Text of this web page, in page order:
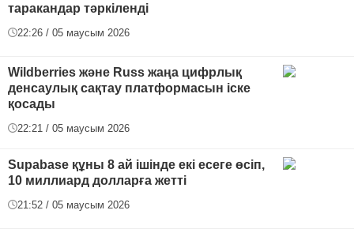
таракандар тәркіленді
22:26 / 05 маусым 2026
Wildberries және Russ жаңа цифрлық
денсаулық сақтау платформасын іске
қосады
22:21 / 05 маусым 2026
Supabase құны 8 ай ішінде екі есеге өсіп,
10 миллиард долларға жетті
21:52 / 05 маусым 2026